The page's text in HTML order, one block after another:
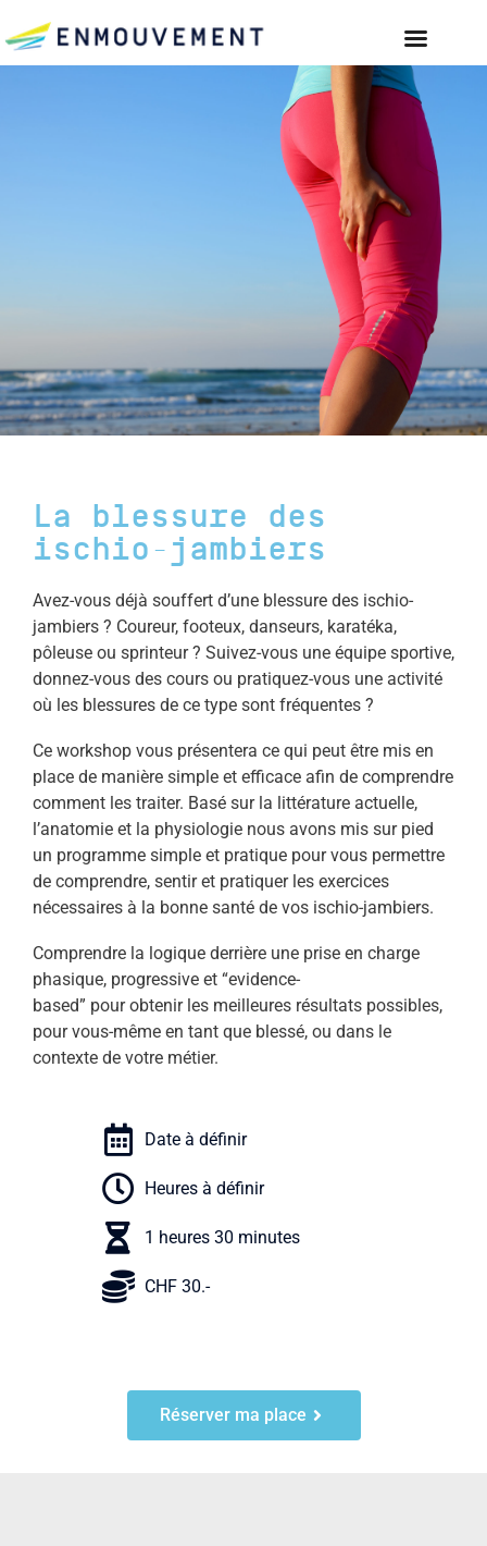
La blessure des
ischio-jambiers
Avez-vous déjà souffert d’une blessure des ischio-
jambiers ? Coureur, footeux, danseurs, karatéka,
pôleuse ou sprinteur ? Suivez-vous une équipe sportive,
donnez-vous des cours ou pratiquez-vous une activité
où les blessures de ce type sont fréquentes ?
Ce workshop vous présentera ce qui peut être mis en
place de manière simple et efficace afin de comprendre
comment les traiter. Basé sur la littérature actuelle,
l’anatomie et la physiologie nous avons mis sur pied
un programme simple et pratique pour vous permettre
de comprendre, sentir et pratiquer les exercices
nécessaires à la bonne santé de vos ischio-jambiers.
Comprendre la logique derrière une prise en charge
phasique, progressive et “evidence-
based” pour obtenir les meilleures résultats possibles,
pour vous-même en tant que blessé, ou dans le
contexte de votre métier.
Date à définir
Heures à définir
1 heures 30 minutes
CHF 30.-
Réserver ma place